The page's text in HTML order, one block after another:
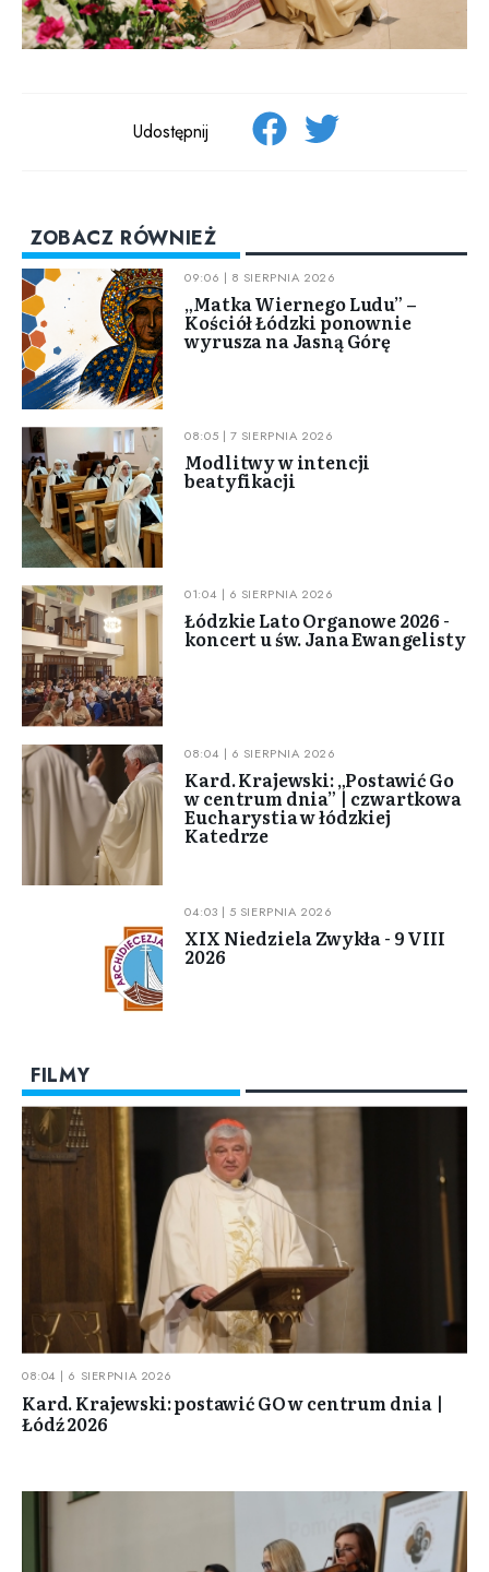
Udostępnij
ZOBACZ RÓWNIEŻ
09:06 | 8 SIERPNIA 2026
„Matka Wiernego Ludu” –
Kościół Łódzki ponownie
wyrusza na Jasną Górę
08:05 | 7 SIERPNIA 2026
Modlitwy w intencji
beatyfikacji
01:04 | 6 SIERPNIA 2026
Łódzkie Lato Organowe 2026 -
koncert u św. Jana Ewangelisty
08:04 | 6 SIERPNIA 2026
Kard. Krajewski: „Postawić Go
w centrum dnia” | czwartkowa
Eucharystia w łódzkiej
Katedrze
04:03 | 5 SIERPNIA 2026
XIX Niedziela Zwykła - 9 VIII
2026
FILMY
08:04 | 6 SIERPNIA 2026
Kard. Krajewski: postawić GO w centrum dnia |
Łódź 2026